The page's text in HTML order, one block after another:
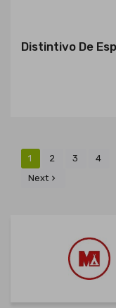
Distintivo De
1 2 3
4
Next 